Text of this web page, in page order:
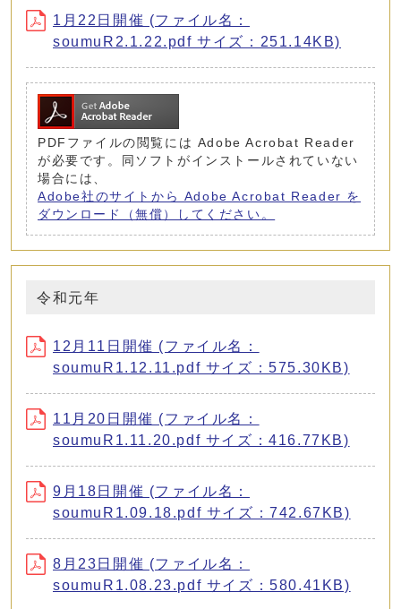
1月22日開催 (ファイル名：
soumuR2.1.22.pdf サイズ：251.14KB)
PDFファイルの閲覧には Adobe Acrobat Reader
が必要です。同ソフトがインストールされていない
場合には、
Adobe社のサイトから Adobe Acrobat Reader を
ダウンロード（無償）してください。
令和元年
12月11日開催 (ファイル名：
soumuR1.12.11.pdf サイズ：575.30KB)
11月20日開催 (ファイル名：
soumuR1.11.20.pdf サイズ：416.77KB)
9月18日開催 (ファイル名：
soumuR1.09.18.pdf サイズ：742.67KB)
8月23日開催 (ファイル名：
soumuR1.08.23.pdf サイズ：580.41KB)